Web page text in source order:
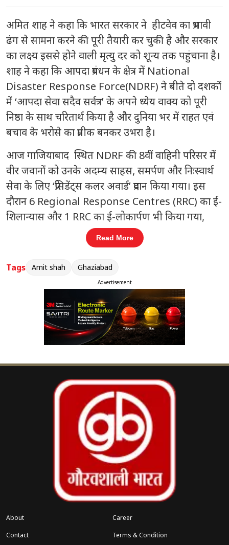
अमित शाह ने कहा कि भारत सरकार ने हीटवेव का प्रभावी
ढंग से सामना करने की पूरी तैयारी कर चुकी है और सरकार
का लक्ष्य इससे होने वाली मृत्यु दर को शून्य तक पहुंचाना है।
शाह ने कहा कि आपदा प्रबंधन के क्षेत्र में National
Disaster Response Force(NDRF) ने बीते दो दशकों
में ‘आपदा सेवा सदैव सर्वत्र’ के अपने ध्येय वाक्य को पूरी
निष्ठा के साथ चरितार्थ किया है और दुनिया भर में राहत एवं
बचाव के भरोसे का प्रतीक बनकर उभरा है।
आज गाजियाबाद स्थित NDRF की 8वीं वाहिनी परिसर में
वीर जवानों को उनके अदम्य साहस, समर्पण और निःस्वार्थ
सेवा के लिए ‘प्रेसिडेंट्स कलर अवार्ड’ प्रदान किया गया। इस
दौरान 6 Regional Response Centres (RRC) का ई-
शिलान्यास और 1 RRC का ई-लोकार्पण भी किया गया,
ताकि आपदा की स्थिति में त्वरित प्रतिक्रिया और अधिक
मजबूत हो सके। उन्होंने यह भी बताया कि CAPF के जवानों
द्वारा लगाए गए 7 करोड़ से अधिक वृक्ष पर्यावरण संरक्षण
और जलवायु परिवर्तन की चुनौती से निपटने में महत्त्वपूर्ण
भूमिका निभाएंगे।
संबंधित खबरें
केरल का हवाला देकर थरूर बोले- FCRA
Read More
Tags Amit shah Ghaziabad
Advertisement
About
Career
Contact
Terms & Condition